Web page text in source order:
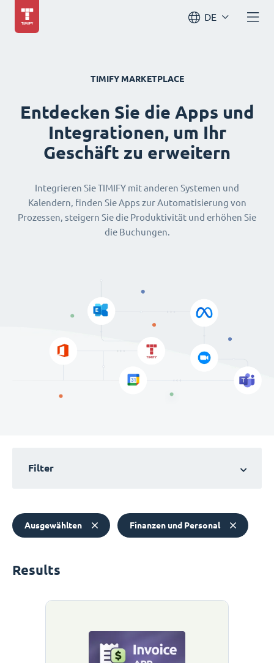
DE
TIMIFY MARKETPLACE
Entdecken Sie die Apps und
Integrationen, um Ihr
Geschäft zu erweitern
Integrieren Sie TIMIFY mit anderen Systemen und
Kalendern, finden Sie Apps zur Automatisierung von
Prozessen, steigern Sie die Produktivität und erhöhen Sie
die Buchungen.
Filter
Ausgewählten Finanzen und Personal
Results